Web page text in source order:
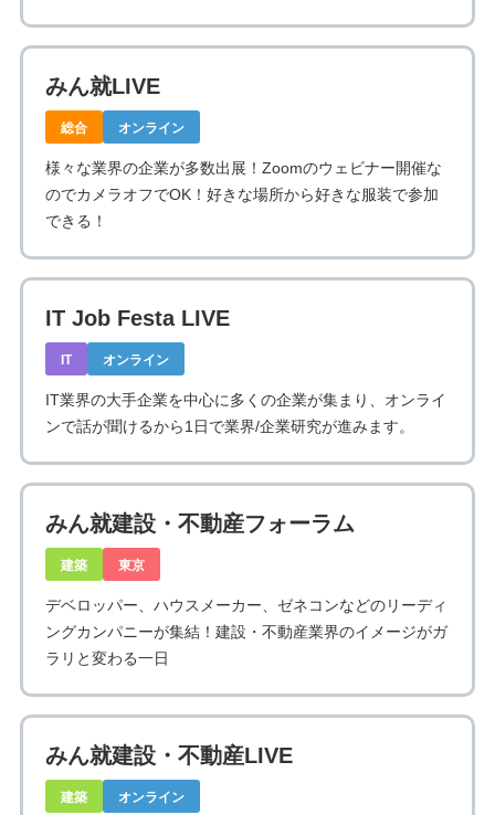
みん就LIVE
総合 オンライン
様々な業界の企業が多数出展！Zoomのウェビナー開催な
のでカメラオフでOK！好きな場所から好きな服装で参加
できる！
IT Job Festa LIVE
IT オンライン
IT業界の大手企業を中心に多くの企業が集まり、オンライ
ンで話が聞けるから1日で業界/企業研究が進みます。
みん就建設・不動産フォーラム
建築 東京
デベロッパー、ハウスメーカー、ゼネコンなどのリーディ
ングカンパニーが集結！建設・不動産業界のイメージがガ
ラリと変わる一日
みん就建設・不動産LIVE
建築 オンライン